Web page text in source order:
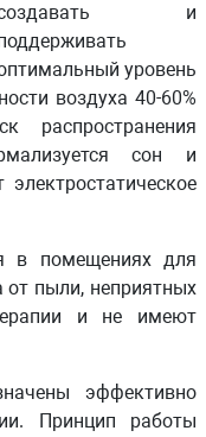
и
уровень
воздуха 40-60%
распространения
сон и
в помещениях для
от пыли, неприятных
и не имеют
эффективно
Принцип работы